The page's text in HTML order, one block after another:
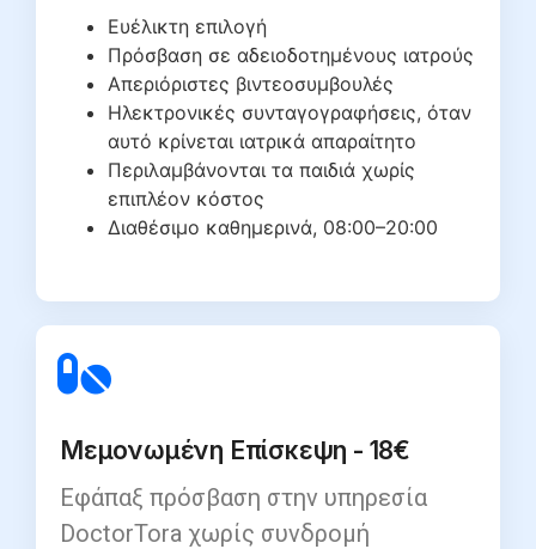
Ευέλικτη επιλογή
Πρόσβαση σε αδειοδοτημένους ιατρούς
Απεριόριστες βιντεοσυμβουλές
Ηλεκτρονικές συνταγογραφήσεις, όταν
αυτό κρίνεται ιατρικά απαραίτητο
Περιλαμβάνονται τα παιδιά χωρίς
επιπλέον κόστος
Διαθέσιμο καθημερινά, 08:00–20:00
Μεμονωμένη Επίσκεψη - 18€
Εφάπαξ πρόσβαση στην υπηρεσία
DoctorTora χωρίς συνδρομή